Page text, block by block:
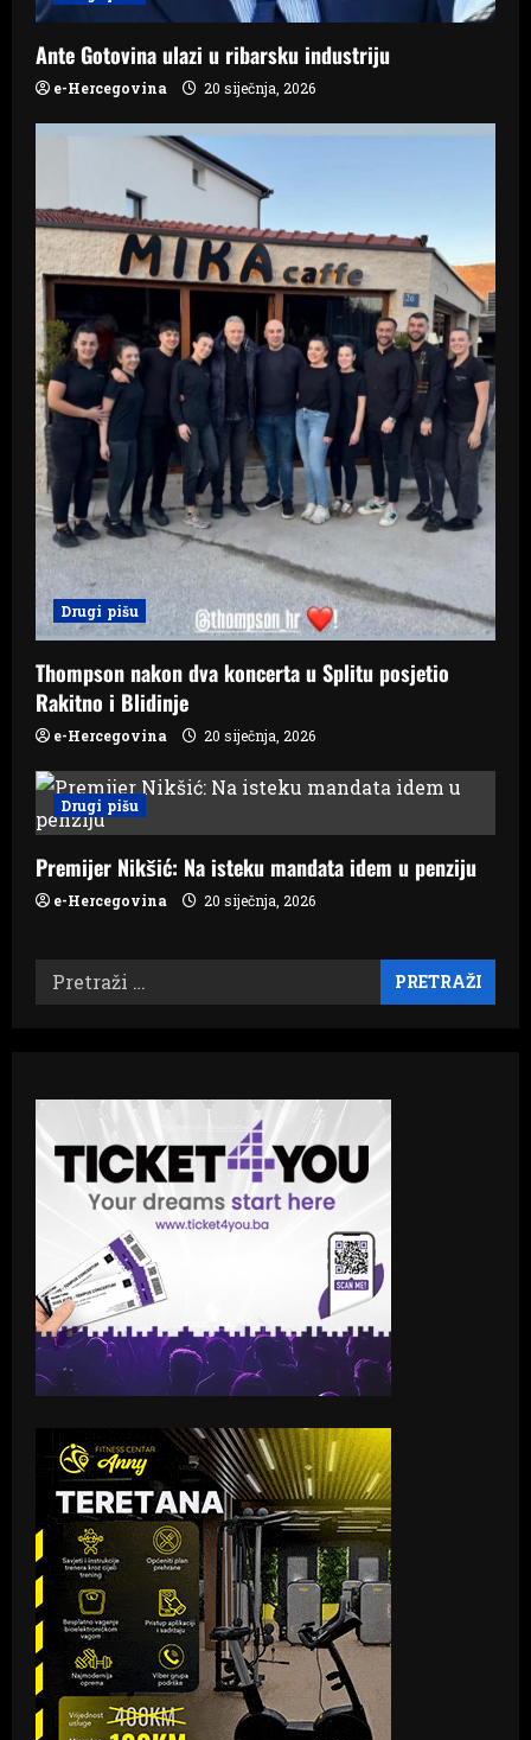
n
Ante Gotovina ulazi u ribarsku industriju
e-Hercegovina 20 siječnja, 2026
Drugi pišu
Thompson nakon dva koncerta u Splitu posjetio
Rakitno i Blidinje
e-Hercegovina 20 siječnja, 2026
Drugi pišu
Premijer Nikšić: Na isteku mandata idem u penziju
e-Hercegovina 20 siječnja, 2026
Pretraži: